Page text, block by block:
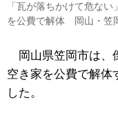
「瓦が落ちかけて危な
を公費で解体 岡山・笠
岡山県笠岡市は、
空き家を公費で解体
した。